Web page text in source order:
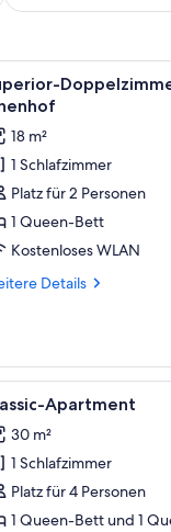
großen Bett,
1
18 m²
1 Schlafzimmer
Platz für 2 Personen
1 Queen-Bett
Kostenloses WLAN
Details
Bett, einem
1 Apartment
30 m²
1 Schlafzimmer
Platz für 4 Personen
1 Queen-Bett und 1